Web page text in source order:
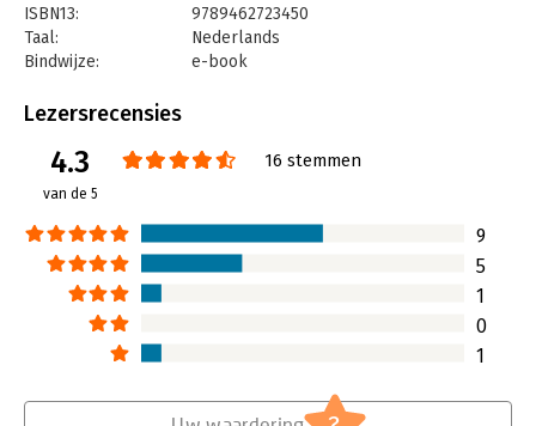
ISBN13:
9789462723450
Taal:
Nederlands
Bindwijze:
e-book
Bestandsformaat:
Uitgever:
Uitgeverij Thema
Verschijningsdatum:
Hoofdrubriek: Management
Lezersrecensies
4.3
van de 5
16 stemmen
9
5
1
0
1